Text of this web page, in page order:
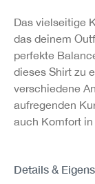
Das vielseitige
das deinem
perfekte
dieses Shirt zu
verschiedene
aufregenden
auch Komfort
Details &